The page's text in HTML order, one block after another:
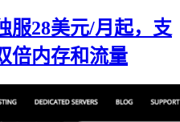
服28美元/月起，支
倍内存和流量